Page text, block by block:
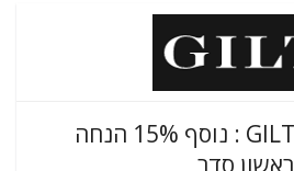
קופון ב GILT.com : נוסף 15% הנחה
ראשון סדר